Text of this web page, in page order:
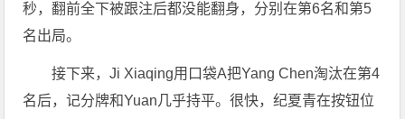
秒，翻前全下被跟注后都没能翻身，分别在第6名和第5
名出局。
接下来，Ji Xiaqing用口袋A把Yang Chen淘汰在第4
名后，记分牌和Yuan几乎持平。很快，纪夏青在按钮位